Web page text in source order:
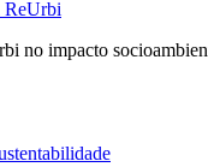
no impacto